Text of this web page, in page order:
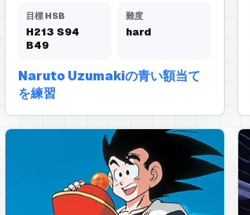
目標 HSB
H213 S94
B49
難度
hard
Naruto Uzumakiの青い額当て
を練習